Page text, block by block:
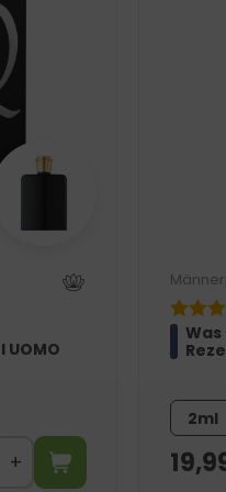
UOMO
2ml